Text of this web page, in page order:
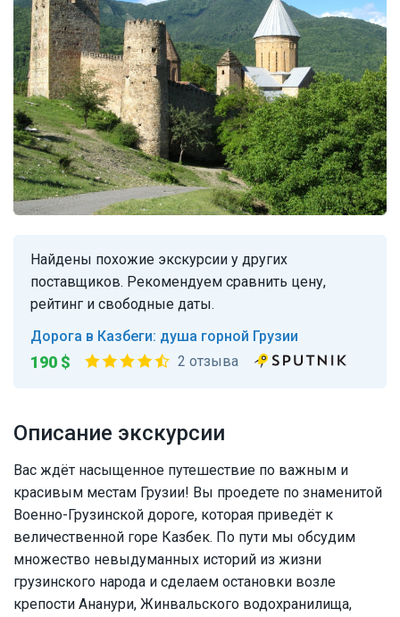
Описание экскурсии
Вас ждёт насыщенное путешествие по важным и
красивым местам Грузии! Вы проедете по знаменитой
Военно-Грузинской дороге, которая приведёт к
величественной горе Казбек. По пути мы обсудим
множество невыдуманных историй из жизни
грузинского народа и сделаем остановки возле
крепости Ананури, Жинвальского водохранилища,
Найдены похожие экскурсии у других
поставщиков. Рекомендуем сравнить цену,
рейтинг и свободные даты.
Дорога в Казбеги: душа горной Грузии
190 $ 2 отзыва